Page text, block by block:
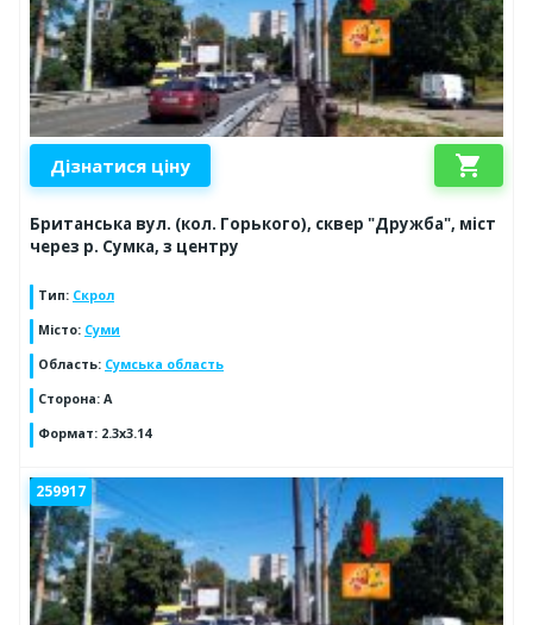
Дізнатися ціну shopping_cart
Британська вул. (кол. Горького), сквер "Дружба", міст
через р. Сумка, з центру
Тип: Скрол
Місто: Суми
Область: Сумська область
Сторона: A
Формат: 2.3x3.14
259917